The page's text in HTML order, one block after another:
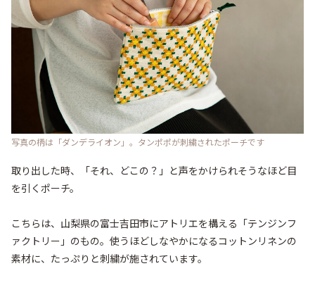
写真の柄は「ダンデライオン」。タンポポが刺繍されたポーチです
取り出した時、「それ、どこの？」と声をかけられそうなほど目
を引くポーチ。
こちらは、山梨県の富士吉田市にアトリエを構える「テンジンフ
ァクトリー」のもの。使うほどしなやかになるコットンリネンの
素材に、たっぷりと刺繍が施されています。